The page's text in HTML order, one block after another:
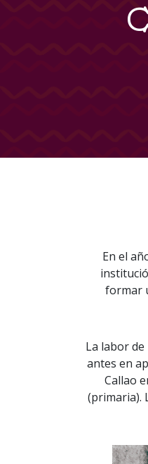
En el
formar
La labor
antes en
Callao
(primaria).